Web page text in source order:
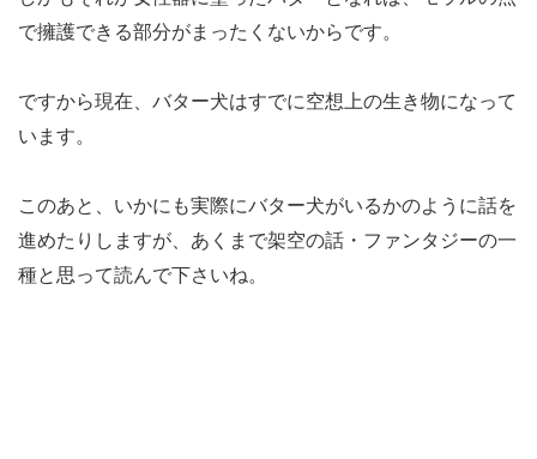
で擁護できる部分がまったくないからです。
ですから現在、バター犬はすでに空想上の生き物になって
います。
このあと、いかにも実際にバター犬がいるかのように話を
進めたりしますが、あくまで架空の話・ファンタジーの一
種と思って読んで下さいね。